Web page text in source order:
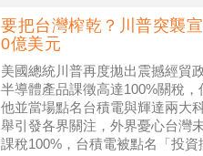
要把台灣榨乾？川普突襲
0億美元
美國總統川普再度拋出震撼經貿
半導體產品課徵高達100%關稅
他並當場點名台積電與輝達兩大
舉引發各界關注，外界憂心台灣
課稅100%，台積電被點名「投